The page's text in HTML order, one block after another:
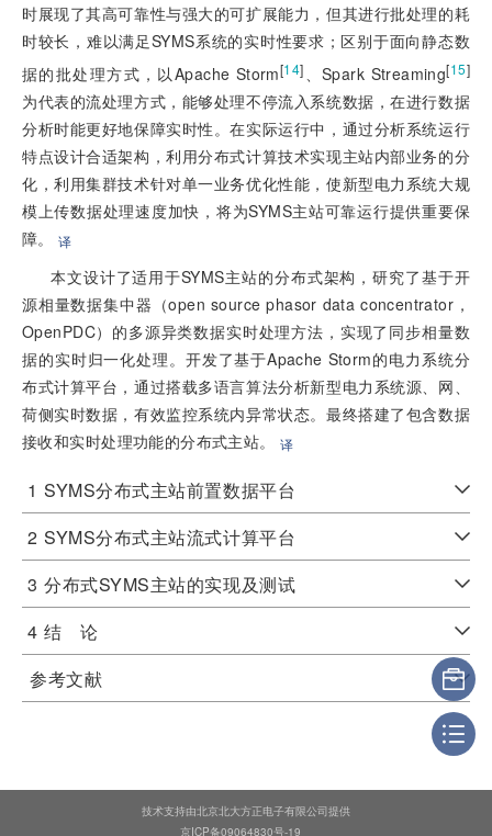
时展现了其高可靠性与强大的可扩展能力，但其进行批处理的耗
时较长，难以满足SYMS系统的实时性要求；区别于面向静态数
据的批处理方式，以Apache Storm[14]、Spark Streaming[15]
为代表的流处理方式，能够处理不停流入系统数据，在进行数据
分析时能更好地保障实时性。在实际运行中，通过分析系统运行
特点设计合适架构，利用分布式计算技术实现主站内部业务的分
化，利用集群技术针对单一业务优化性能，使新型电力系统大规
模上传数据处理速度加快，将为SYMS主站可靠运行提供重要保
障。译
本文设计了适用于SYMS主站的分布式架构，研究了基于开
源相量数据集中器（open source phasor data concentrator，
OpenPDC）的多源异类数据实时处理方法，实现了同步相量数
据的实时归一化处理。开发了基于Apache Storm的电力系统分
布式计算平台，通过搭载多语言算法分析新型电力系统源、网、
荷侧实时数据，有效监控系统内异常状态。最终搭建了包含数据
接收和实时处理功能的分布式主站。
译
1 SYMS分布式主站前置数据平台
2 SYMS分布式主站流式计算平台
3 分布式SYMS主站的实现及测试
4 结 论
参考文献
技术支持由北京北大方正电子有限公司提供
京ICP备09064830号-19